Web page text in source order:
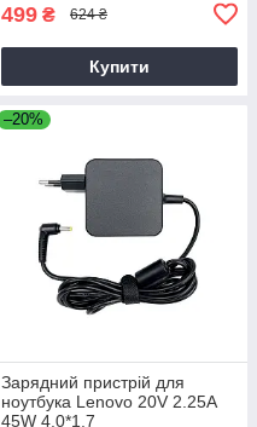
499 ₴ 624 ₴
Купити
–20%
Зарядний пристрій для
ноутбука Lenovo 20V 2.25A
45W 4.0*1.7